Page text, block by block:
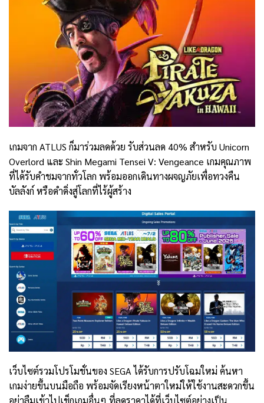
เกมจาก ATLUS ก็มาร่วมลดด้วย รับส่วนลด 40% สำหรับ Unicorn
Overlord และ Shin Megami Tensei V: Vengeance เกมคุณภาพ
ที่ได้รับคำชมจากทั่วโลก พร้อมออกเดินทางผจญภัยเพื่อทวงคืน
บัลลังก์ หรือดำดิ่งสู่โลกที่ไร้ผู้สร้าง
เว็บไซต์รวมโปรโมชั่นของ SEGA ได้รับการปรับโฉมใหม่ ค้นหา
เกมง่ายขึ้นบนมือถือ พร้อมจัดเรียงหน้าตาใหม่ให้ใช้งานสะดวกขึ้น